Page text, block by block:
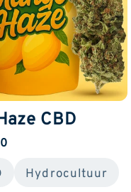
CBD
Hydrocultuur